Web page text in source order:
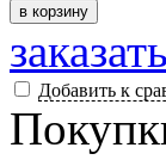
в корзину
Добавить к